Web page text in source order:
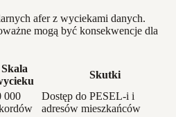
afer z wyciekami danych.
mogą być konsekwencje dla
Skala
Skutki
000
Dostęp do PESEL-i i
adresów mieszkańców